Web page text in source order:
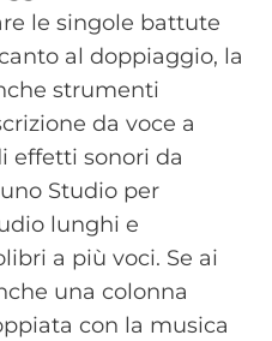
le singole battute
al doppiaggio, la
strumenti
da voce a
effetti sonori da
Studio per
lunghi e
a più voci. Se ai
una colonna
con la musica